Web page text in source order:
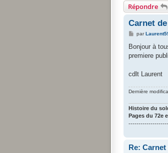
Répondre
Carnet
M
s
a
par
Bonjour à
premiere
cdlt Laurent
Dernière
Histoire du
Pages du 72e
Re: